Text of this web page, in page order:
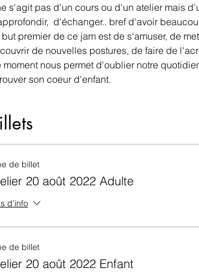
s'agit pas d'un cours ou d'un atelier mais
d'échanger.. bref d'avoir
but premier de ce jam est de s'amuser, de
de nouvelles postures, de faire de
moment nous permet d'oublier notre
son coeur d'enfant.
de billet
20 août 2022 Adulte
d'info
de billet
20 août 2022 Enfant